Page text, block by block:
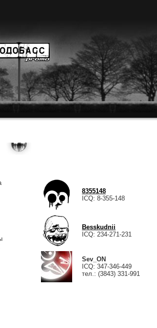
8355148
ICQ: 8-355-148
Besskudnii
ICQ: 234-271-231
Sev_ON
ICQ: 347-346-449
тел.: (3843) 331-991